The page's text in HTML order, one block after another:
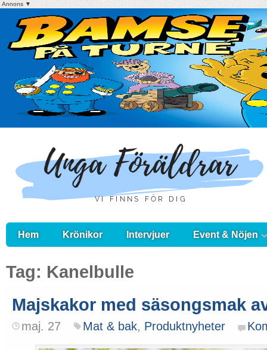
Annons ▼
Hem Krönikor Intervjuer Event & Nöjen
Tag: Kanelbulle
Majskakor med säsongsmak
maj. 27 Mat & bak, Produktnyheter